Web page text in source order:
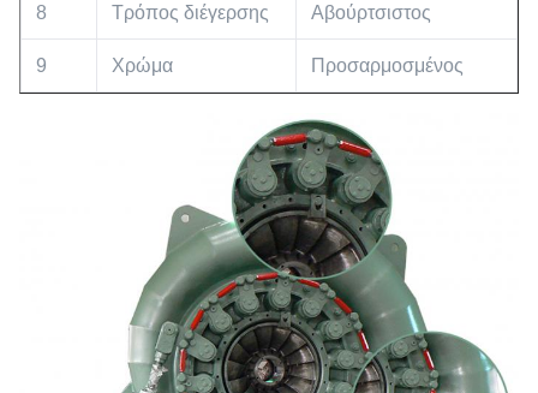
8 Τρόπος διέγερσης Αβούρτσιστος
9 Χρώμα Προσαρμοσμένος